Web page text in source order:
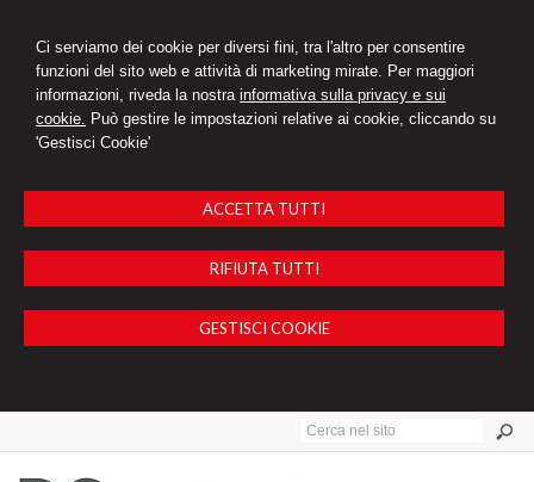
Ci serviamo dei cookie per diversi fini, tra l'altro per consentire
funzioni del sito web e attività di marketing mirate. Per maggiori
informazioni, riveda la nostra informativa sulla privacy e sui
cookie. Può gestire le impostazioni relative ai cookie, cliccando su
'Gestisci Cookie'
ACCETTA TUTTI
RIFIUTA TUTTI
GESTISCI COOKIE